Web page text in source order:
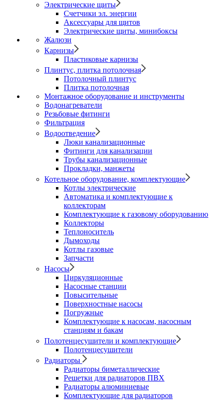
Электрические щиты
Счетчики эл. энергии
Аксессуары для щитов
Электрические щиты, минибоксы
Жалюзи
Карнизы
Пластиковые карнизы
Плинтус, плитка потолочная
Потолочный плинтус
Плитка потолочная
Монтажное оборудование и инструменты
Водонагреватели
Резьбовые фитинги
Фильтрация
Водоотведение
Люки канализационные
Фитинги для канализации
Трубы канализационные
Прокладки, манжеты
Котельное оборудование, комплектующие
Котлы электрические
Автоматика и комплектующие к
коллекторам
Комплектующие к газовому оборудованию
Коллекторы
Теплоноситель
Дымоходы
Котлы газовые
Запчасти
Насосы
Циркуляционные
Насосные станции
Повысительные
Поверхностные насосы
Погружные
Комплектующие к насосам, насосным
станциям и бакам
Полотенцесушители и комплектующие
Полотенцесушители
Радиаторы
Радиаторы биметаллические
Решетки для радиаторов ПВХ
Радиаторы алюминиевые
Комплектующие для радиаторов